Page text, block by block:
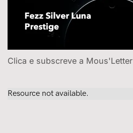
Clica e subscreve a Mous'Letter